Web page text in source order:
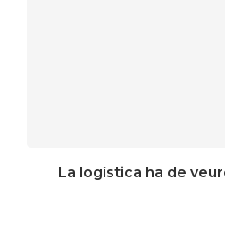
La logística ha de